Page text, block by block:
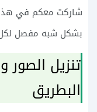
شاركت معكم في هذا
بشكل شبه مفصل
تنزيل الصور
البطريق